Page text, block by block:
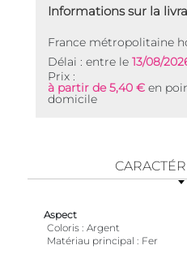
Informations sur la
France métropolitaine
Délai : entre le 13/08/
Prix :
à partir de 5,40 € en
domicile
Aspect
Coloris Argent
Matériau principal
Fer